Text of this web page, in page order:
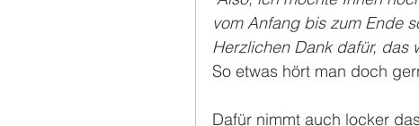
vom Anfang bis zum Ende
Herzlichen Dank dafür, das
So etwas hört man doch
Dafür nimmt auch locker